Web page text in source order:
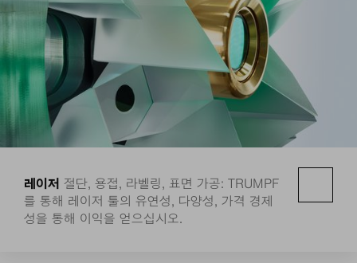
레이저 절단, 용접, 라벨링, 표면 가공: TRUMPF
를 통해 레이저 툴의 유연성, 다양성, 가격 경제
성을 통해 이익을 얻으십시오.